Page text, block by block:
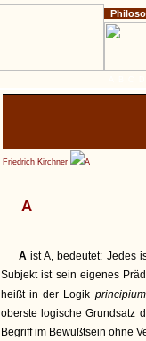
Friedrich Kirchner A
A
Aist A, bedeutet: Jedes
Subjekt ist sein eigenes
heißt in der Logik
oberste logische Grundsatz
Begriff im Bewußtsein ohne